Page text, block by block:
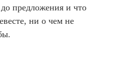
предложения и что
ни о чем не